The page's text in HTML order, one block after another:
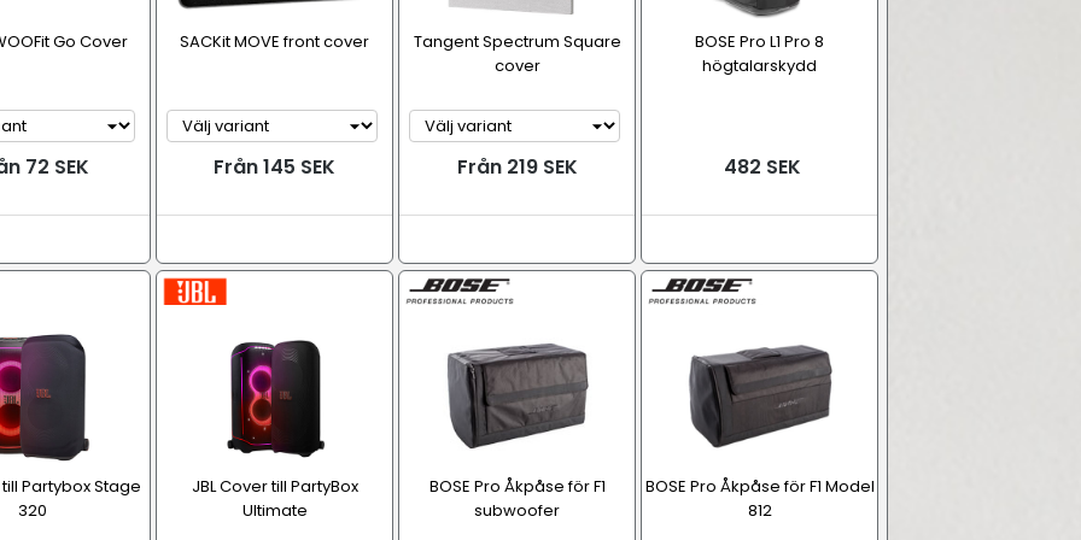
Go Cover
72 SEK
SACKit MOVE front cover
Från 145 SEK
Tangent Spectrum Square
cover
Från 219 SEK
BOSE Pro L1 Pro 8
högtalarskydd
482 SEK
Partybox Stage
320
JBL Cover till PartyBox
Ultimate
BOSE Pro Åkpåse för F1
subwoofer
BOSE Pro Åkpåse för F1 Model
812